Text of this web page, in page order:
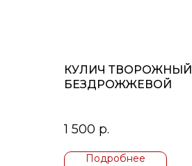
КУЛИЧ ТВОРОЖНЫЙ
БЕЗДРОЖЖЕВОЙ
1 500 р.
Подробнее